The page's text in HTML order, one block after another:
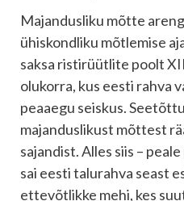
Majandusliku mõtte
ühiskondliku mõtlemise
saksa ristirüütlite poolt
olukorra, kus eesti rahva
peaaegu seiskus.
majanduslikust mõttest
sajandist. Alles siis –
sai eesti talurahva seast
ettevõtlikke mehi, kes